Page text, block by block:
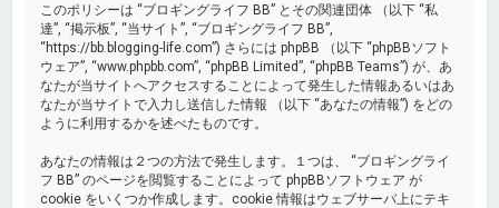
このポリシーは “ブロギングライフ BB” とその関連団体 （以下 “私
達”, “掲示板”, “当サイト”, “ブロギングライフ BB”,
“https://bb.blogging-life.com”) さらには phpBB （以下 “phpBBソフト
ウェア”, “www.phpbb.com”, “phpBB Limited”, “phpBB Teams”) が、あ
なたが当サイトへアクセスすることによって発生した情報あるいはあ
なたが当サイトで入力し送信した情報 （以下 “あなたの情報”) をどの
ように利用するかを述べたものです。
あなたの情報は２つの方法で発生します。１つは、 “ブロギングライ
フ BB” のページを閲覧することによって phpBBソフトウェア が
cookie をいくつか作成します。cookie 情報はウェブサーバ上にテキ